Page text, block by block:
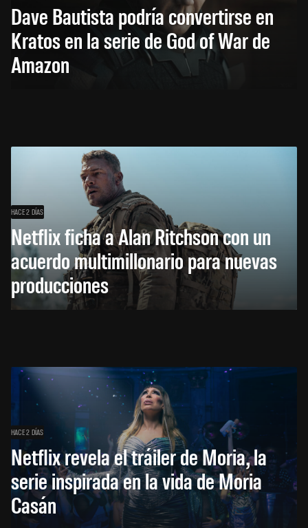
Dave Bautista podría convertirse en
Kratos en la serie de God of War de
Amazon
HACE 2 DÍAS
Netflix ficha a Alan Ritchson con un
acuerdo multimillonario para nuevas
producciones
HACE 2 DÍAS
Netflix revela el tráiler de Moria, la
serie inspirada en la vida de Moria
Casán